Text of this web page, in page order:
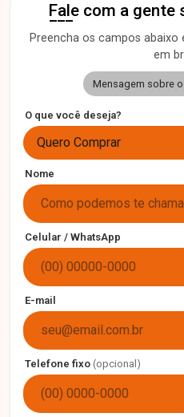
Fale com a gente
Preencha os campos
em
Mensagem sobre
O que você deseja?
Quero Comprar
Nome
Celular / WhatsApp
E-mail
Telefone fixo (opcional)